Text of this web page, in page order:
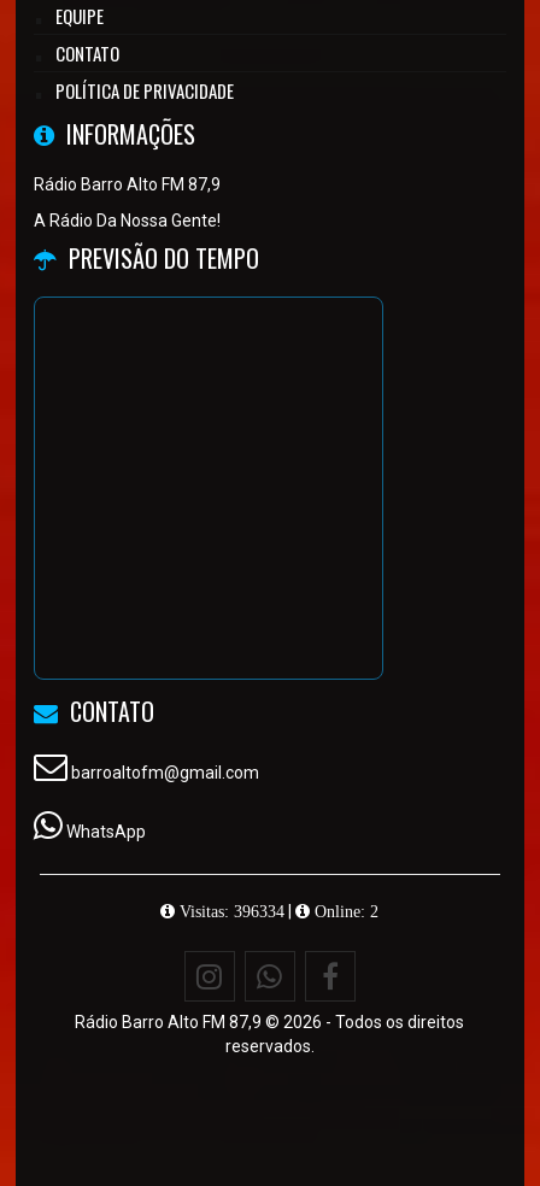
EQUIPE
CONTATO
POLÍTICA DE PRIVACIDADE
INFORMAÇÕES
Rádio Barro Alto FM 87,9
A Rádio Da Nossa Gente!
PREVISÃO DO TEMPO
CONTATO
barroaltofm@gmail.com
WhatsApp
Visitas: 396334 | Online: 2
Rádio Barro Alto FM 87,9 © 2026 - Todos os direitos
reservados.